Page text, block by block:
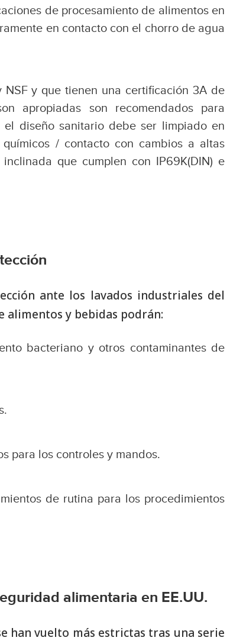
de procesamiento de alimentos en
en contacto con el chorro de agua
NSF y que tienen una certificación 3A de
apropiadas son recomendados para
diseño sanitario debe ser limpiado en
/ contacto con cambios a altas
que cumplen con IP69K(DIN) e
ante los lavados industriales del
alimentos y bebidas podrán:
bacteriano y otros contaminantes de
para los controles y mandos.
de rutina para los procedimientos
alimentaria en EE.UU.
han vuelto más estrictas tras una serie